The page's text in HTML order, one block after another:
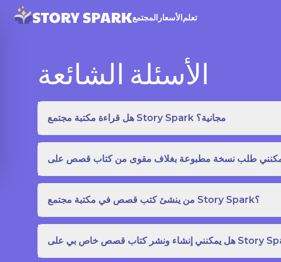
المجتمع الأسعارتعلم
الأسئلة الشائعة
هل قراءة مكتبة مجتمع Story Spark مجانية؟
من ينشئ كتب قصص في مكتبة مجتمع Story Spark؟